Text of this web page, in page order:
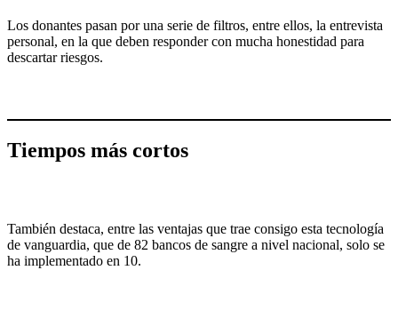
Los donantes pasan por una serie de filtros, entre ellos, la entrevista
personal, en la que deben responder con mucha honestidad para
descartar riesgos.
Tiempos más cortos
También destaca, entre las ventajas que trae consigo esta tecnología
de vanguardia, que de 82 bancos de sangre a nivel nacional, solo se
ha implementado en 10.